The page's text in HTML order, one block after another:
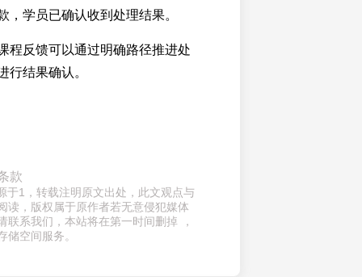
，学员已确认收到处理结果。
程反馈可以通过明确路径推进处
行结果确认。
款
于1，转载注明原文出处，此文观点与
读，版权属于原作者若无意侵犯媒体
联系我们，本站将在第一时间删掉 ，
储空间服务。